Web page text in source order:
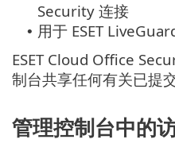
Security 连接
• 用于 ESET
ESET Cloud Office
制台共享任何有关已提
管理控制台中的